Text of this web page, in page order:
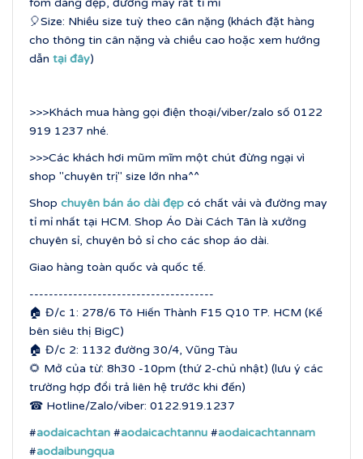
fom dáng đẹp, đường may rất tỉ mỉ
🎈Size: Nhiều size tuỳ theo cân nặng (khách đặt hàng
cho thông tin cân nặng và chiều cao hoặc xem hướng
dẫn tại đây)
>>>Khách mua hàng gọi điện thoại/viber/zalo số 0122
919 1237 nhé.
>>>Các khách hơi mũm mĩm một chút đừng ngại vì
shop "chuyên trị" size lớn nha^^
Shop chuyên bán áo dài đẹp có chất vải và đường may
tỉ mỉ nhất tại HCM. Shop Áo Dài Cách Tân là xưởng
chuyên sỉ, chuyên bỏ sỉ cho các shop áo dài.
Giao hàng toàn quốc và quốc tế.
--------------------------------------
🏠 Đ/c 1: 278/6 Tô Hiến Thành F15 Q10 TP. HCM (Kế
bên siêu thị BigC)
🏠 Đ/c 2: 1132 đường 30/4, Vũng Tàu
🌻 Mở của từ: 8h30 -10pm (thứ 2-chủ nhật) (lưu ý các
trường hợp đổi trả liên hệ trước khi đến)
☎ Hotline/Zalo/viber: 0122.919.1237
#aodaicachtan #aodaicachtannu #aodaicachtannam
#aodaibungqua